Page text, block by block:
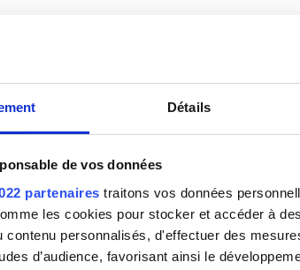
Détails
de vos données
partenaires traitons vos données
les cookies pour stocker et accéder à
contenu personnalisés, d'effectuer des
d’audience, favorisant ainsi le
disponibles
Dim.
1
2
Septembre
Lun. Mar. Mer. Jeu. Ven.Sam.
2